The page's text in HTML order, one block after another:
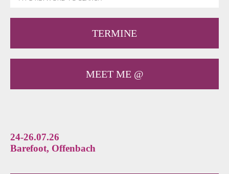
TERMINE
MEET ME @
24-26.07.26
Barefoot, Offenbach